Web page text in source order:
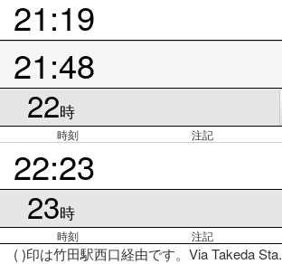
21:19
21:48
22時
時刻 注記
22:23
23時
時刻 注記
( )印は竹田駅西口経由です。Via Takeda Sta.